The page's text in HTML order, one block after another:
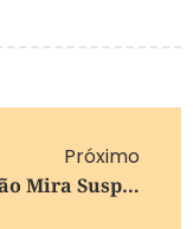
Próximo
Operação Mira Suspeitos De Matar Jovem Após Suposto Envolvimento Com Esposa De Traficante Em Viamão